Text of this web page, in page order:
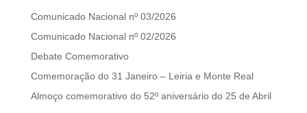
Comunicado Nacional nº 03/2026
Comunicado Nacional nº 02/2026
Debate Comemorativo
Comemoração do 31 Janeiro – Leiria e Monte Real
Almoço comemorativo do 52º aniversário do 25 de Abril